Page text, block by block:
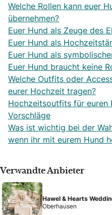
Welche Rollen kann euer
übernehmen?
Euer Hund als Zeuge des
Euer Hund als
Euer Hund als
Euer Hund braucht keine
Welche Outfits oder
eurer Hochzeit tragen?
Hochzeitsoutfits für euren
Vorschläge
Was ist wichtig bei der
wenn ihr mit eurem Hund
Verwandte Anbieter
Hawel & Hearts
Oberhausen